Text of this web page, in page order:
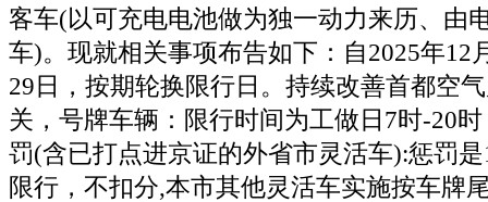
客车(以可充电电池做为独一动力来历、由
车)。现就相关事项布告如下：自2025年12
29日，按期轮换限行日。持续改善首都空
关，号牌车辆：限行时间为工做日7时-20
罚(含已打点进京证的外省市灵活车):惩罚
限行，不扣分,本市其他灵活车实施按车牌